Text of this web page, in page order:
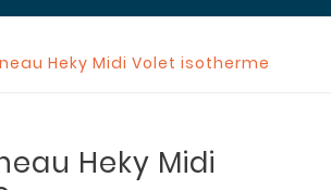
Heky Midi Volet isotherme
Heky Midi